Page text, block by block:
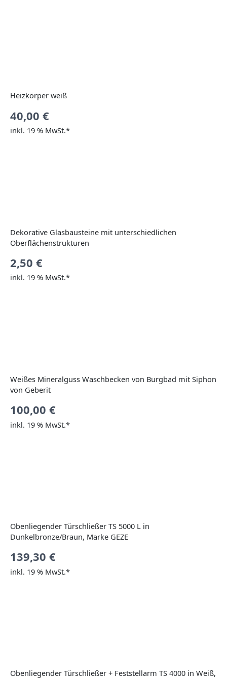
Heizkörper weiß
40,00 €
inkl. 19 % MwSt.*
Dekorative Glasbausteine mit unterschiedlichen
Oberflächenstrukturen
2,50 €
inkl. 19 % MwSt.*
Weißes Mineralguss Waschbecken von Burgbad mit Siphon
von Geberit
100,00 €
inkl. 19 % MwSt.*
Obenliegender Türschließer TS 5000 L in
Dunkelbronze/Braun, Marke GEZE
139,30 €
inkl. 19 % MwSt.*
Obenliegender Türschließer + Feststellarm TS 4000 in Weiß,